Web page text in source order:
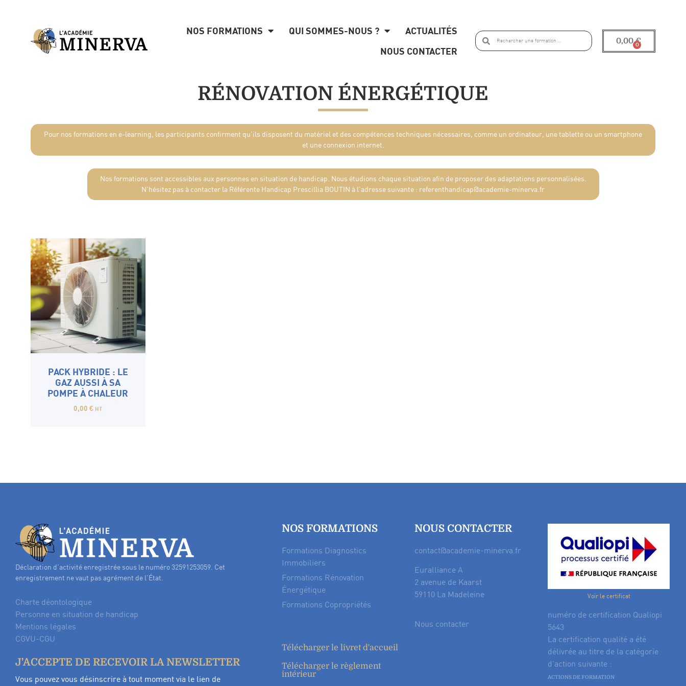
NOS FORMATIONS QUI SOMMES-NOUS ?
ACTUALITÉS
NOUS CONTACTER
0,00€
0
RÉNOVATION ÉNERGÉTIQUE
Pour nos formations en e-learning, les participants confirment qu’ils disposent du matériel et des compétences techniques nécessaires, comme un ordinateur, une tablette ou un smartphone
et une connexion internet.
Nos formations sont accessibles aux personnes en situation de handicap. Nous étudions chaque situation afin de proposer des adaptations personnalisées.
N’hésitez pas à contacter la Référente Handicap Prescillia BOUTIN à l’adresse suivante : referenthandicap@academie-minerva.fr
PACK HYBRIDE : LE
GAZ AUSSI À SA
POMPE À CHALEUR
0,00€ HT
Déclaration d’activité enregistrée sous le numéro 32591253059. Cet
enregistrement ne vaut pas agrément de l’État.
Charte déontologique
Personne en situation de handicap
Mentions légales
CGVU-CGU
J'ACCEPTE DE RECEVOIR LA NEWSLETTER
Vous pouvez vous désinscrire à tout moment via le lien de
NOS FORMATIONS
Formations Diagnostics
Immobiliers
Formations Rénovation
Énergétique
Formations Copropriétés
Télécharger le livret d'accueil
Télécharger le règlement
intérieur
NOUS CONTACTER
contact@academie-minerva.fr
Euralliance A
2 avenue de Kaarst
59110 La Madeleine
Nous contacter
Voir le certificat
numéro de certification Qualiopi
5643
La certification qualité a été
délivrée au titre de la catégorie
d’action suivante :
ACTIONS DE FORMATION